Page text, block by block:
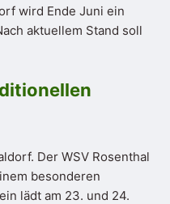
wird Ende Juni ein
aktuellem Stand soll
Der WSV Rosenthal
besonderen
lädt am 23. und 24.